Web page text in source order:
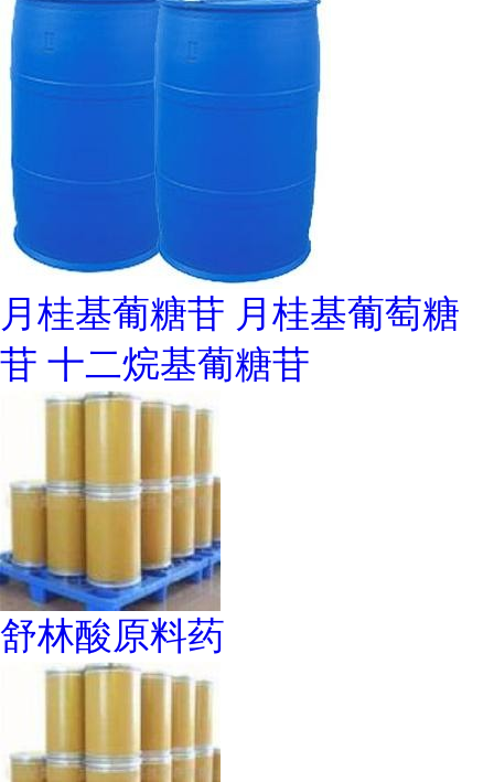
月桂基葡糖苷 月桂基葡萄糖
苷 十二烷基葡糖苷
舒林酸原料药